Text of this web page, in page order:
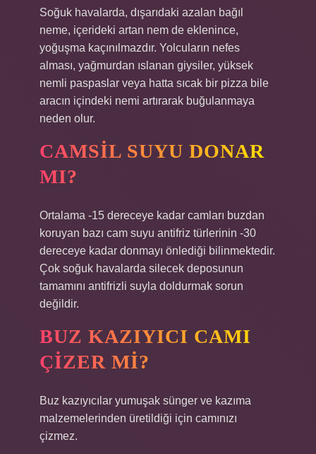
Soğuk havalarda, dışarıdaki azalan bağıl
neme, içerideki artan nem de eklenince,
yoğuşma kaçınılmazdır. Yolcuların nefes
alması, yağmurdan ıslanan giysiler, yüksek
nemli paspaslar veya hatta sıcak bir pizza bile
aracın içindeki nemi artırarak buğulanmaya
neden olur.
CAMSIL SUYU DONAR
MI?
Ortalama -15 dereceye kadar camları buzdan
koruyan bazı cam suyu antifriz türlerinin -30
dereceye kadar donmayı önlediği bilinmektedir.
Çok soğuk havalarda silecek deposunun
tamamını antifrizli suyla doldurmak sorun
değildir.
BUZ KAZIYICI CAMI
ÇIZER MI?
Buz kazıyıcılar yumuşak sünger ve kazıma
malzemelerinden üretildiği için camınızı
çizmez.